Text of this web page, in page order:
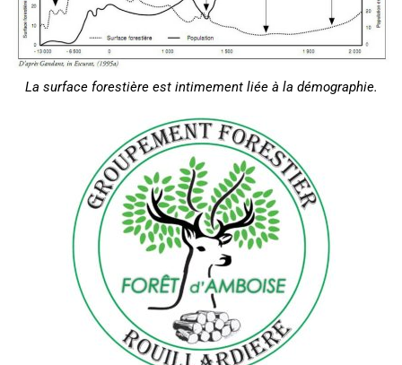
La surface forestière est intimement liée à la démographie.